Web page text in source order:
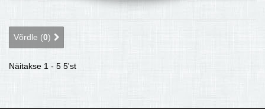
Võrdle (0)
Näitakse 1 - 5 5'st